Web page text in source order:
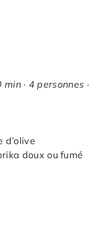
· 4 personnes ·
d’olive
doux ou fumé